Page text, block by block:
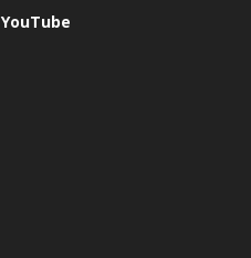
YouTube